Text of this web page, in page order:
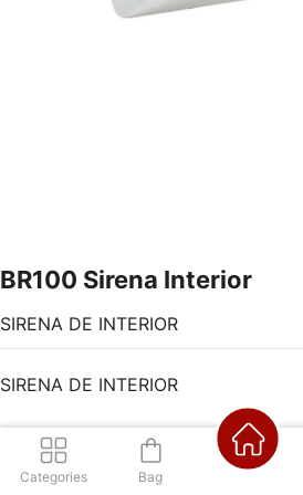
BR100 Sirena Interior
SIRENA DE INTERIOR
SIRENA DE INTERIOR
Consultá por nuestra financiación
Categories Bag